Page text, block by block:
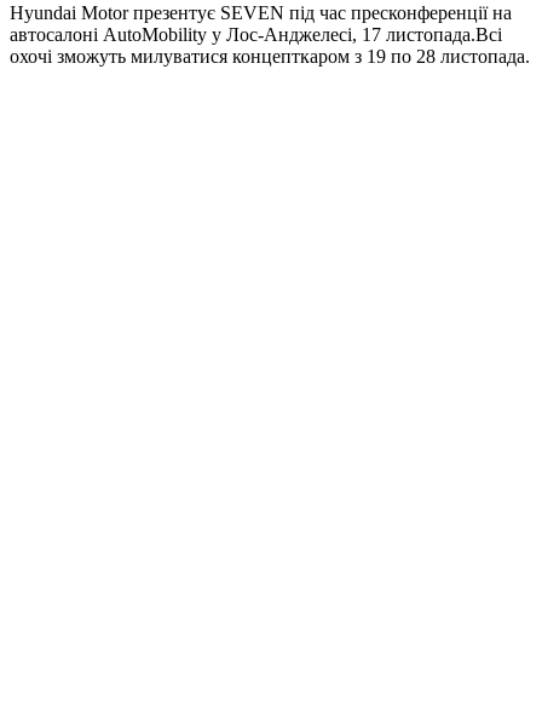
Hyundai Motor презентує SEVEN під час пресконференції на
автосалоні AutoMobility у Лос-Анджелесі, 17 листопада.Всі
охочі зможуть милуватися концепткаром з 19 по 28 листопада.